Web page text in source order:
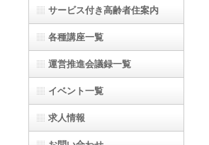
サービス付き高齢者住案内
各種講座一覧
運営推進会議録一覧
イベント一覧
求人情報